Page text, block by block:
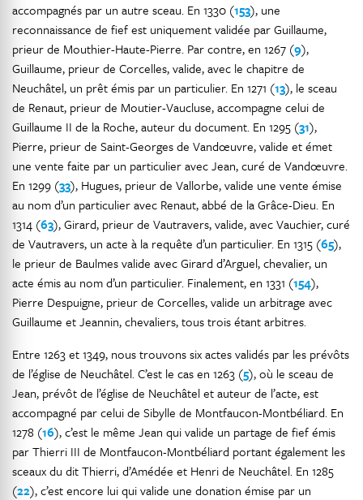
accompagnés par un autre sceau. En 1330 (153), une
reconnaissance de fief est uniquement validée par Guillaume,
prieur de Mouthier-Haute-Pierre. Par contre, en 1267 (9),
Guillaume, prieur de Corcelles, valide, avec le chapitre de
Neuchâtel, un prêt émis par un particulier. En 1271 (13), le sceau
de Renaut, prieur de Moutier-Vaucluse, accompagne celui de
Guillaume II de la Roche, auteur du document. En 1295 (31),
Pierre, prieur de Saint-Georges de Vandœuvre, valide et émet
une vente faite par un particulier avec Jean, curé de Vandœuvre.
En 1299 (33), Hugues, prieur de Vallorbe, valide une vente émise
au nom d’un particulier avec Renaut, abbé de la Grâce-Dieu. En
1314 (63), Girard, prieur de Vautravers, valide, avec Vauchier, curé
de Vautravers, un acte à la requête d’un particulier. En 1315 (65),
le prieur de Baulmes valide avec Girard d’Arguel, chevalier, un
acte émis au nom d’un particulier. Finalement, en 1331 (154),
Pierre Despuigne, prieur de Corcelles, valide un arbitrage avec
Guillaume et Jeannin, chevaliers, tous trois étant arbitres.
Entre 1263 et 1349, nous trouvons six actes validés par les prévôts
de l’église de Neuchâtel. C’est le cas en 1263 (5), où le sceau de
Jean, prévôt de l’église de Neuchâtel et auteur de l’acte, est
accompagné par celui de Sibylle de Montfaucon-Montbéliard. En
1278 (16), c’est le même Jean qui valide un partage de fief émis
par Thierri III de Montfaucon-Montbéliard portant également les
sceaux du dit Thierri, d’Amédée et Henri de Neuchâtel. En 1285
(22), c’est encore lui qui valide une donation émise par un